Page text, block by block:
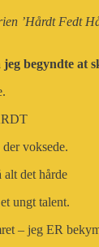
’Hårdt Fedt
jeg begyndte at
voksede.
alt det hårde
ungt talent.
– jeg ER